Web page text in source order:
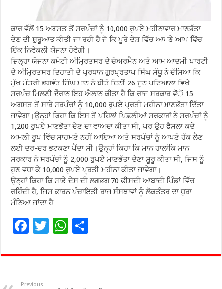
ਕਾਰ ਵੱਲੋਂ 15 ਅਗਸਤ ਤੋਂ ਸਰਪੰਚਾਂ ਨੂੰ 10,000 ਰੁਪਏ ਮਹੀਨਾਵਾਰ ਮਾਣਭੱਤਾ
ਦੇਣ ਦੀ ਸ਼ੁਰੂਆਤ ਕੀਤੀ ਜਾ ਰਹੀ ਹੈ ਜੋ ਕਿ ਪੂਰੇ ਦੇਸ਼ ਵਿੱਚ ਆਪਣੇ ਆਪ ਵਿੱਚ
ਇੱਕ ਨਿਵੇਕਲੀ ਯੋਜਨਾ ਹੋਵੇਗੀ।
ਜ਼ਿਲ੍ਹਾ ਯੋਜਨਾ ਕਮੇਟੀ ਅੰਮ੍ਰਿਤਸਰ ਦੇ ਚੇਅਰਮੈਨ ਅਤੇ ਆਮ ਆਦਮੀ ਪਾਰਟੀ
ਦੇ ਅੰਮ੍ਰਿਤਸਰ ਦਿਹਾਤੀ ਦੇ ਪ੍ਰਧਾਨ ਗੁਰਪ੍ਰਤਾਪ ਸਿੰਘ ਸੰਧੂ ਨੇ ਦੱਸਿਆ ਕਿ
ਮੁੱਖ ਮੰਤਰੀ ਭਗਵੰਤ ਸਿੰਘ ਮਾਨ ਨੇ ਬੀਤੇ ਦਿਨੀਂ 26 ਜੂਨ ਪਟਿਆਲਾ ਵਿਖੇ
ਸਰਪੰਚ ਮਿਲਣੀ ਦੌਰਾਨ ਇਹ ਐਲਾਨ ਕੀਤਾ ਹੈ ਕਿ ਰਾਜ ਸਰਕਾਰ ਵੱੱੋਂ 15
ਅਗਸਤ ਤੋਂ ਸਾਰੇ ਸਰਪੰਚਾਂ ਨੂੰ 10,000 ਰੁਪਏ ਪ੍ਰਤੀ ਮਹੀਨਾ ਮਾਣਭੱਤਾ ਦਿੱਤਾ
ਜਾਵੇਗਾ।ਉਨ੍ਹਾਂ ਕਿਹਾ ਕਿ ਇਸ ਤੋਂ ਪਹਿਲਾਂ ਪਿਛਲੀਆਂ ਸਰਕਾਰਾਂ ਨੇ ਸਰਪੰਚਾਂ ਨੂੰ
1,200 ਰੁਪਏ ਮਾਣਭੱਤਾ ਦੇਣ ਦਾ ਵਾਅਦਾ ਕੀਤਾ ਸੀ, ਪਰ ਉਹ ਫੈਸਲਾ ਕਦੇ
ਅਮਲੀ ਰੂਪ ਵਿੱਚ ਸਾਹਮਣੇ ਨਹੀਂ ਆਇਆ ਅਤੇ ਸਰਪੰਚਾਂ ਨੂੰ ਆਪਣੇ ਹੱਕ ਲੈਣ
ਲਈ ਦਰ-ਦਰ ਭਟਕਣਾ ਪੈਂਦਾ ਸੀ।ਉਨ੍ਹਾਂ ਕਿਹਾ ਕਿ ਮਾਨ ਹਾਲਾਂਕਿ ਮਾਨ
ਸਰਕਾਰ ਨੇ ਸਰਪੰਚਾਂ ਨੂੰ 2,000 ਰੁਪਏ ਮਾਣਭੱਤਾ ਦੇਣਾ ਸ਼ੂਰੂ ਕੀਤਾ ਸੀ, ਜਿਸ ਨੂੰ
ਹੁਣ ਵਧਾ ਕੇ 10,000 ਰੁਪਏ ਪ੍ਰਤੀ ਮਹੀਨਾ ਕੀਤਾ ਜਾਵੇਗਾ।
ਉਨ੍ਹਾਂ ਕਿਹਾ ਕਿ ਸਾਡੇ ਦੇਸ ਦੀ ਲਗਭਗ 70 ਫੀਸਦੀ ਆਬਾਦੀ ਪਿੰਡਾਂ ਵਿੱਚ
ਰਹਿੰਦੀ ਹੈ, ਜਿਸ ਕਾਰਨ ਪੰਚਾਇਤੀ ਰਾਜ ਸੰਸਥਾਵਾਂ ਨੂੰ ਲੋਕਤੰਤਰ ਦਾ ਧੁਰਾ
ਮੰਨਿਆ ਜਾਂਦਾ ਹੈ।
F
e
T
tt
W
at ar
Previous